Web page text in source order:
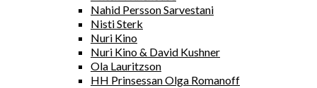
Nahid Persson Sarvestani
Nisti Sterk
Nuri Kino
Nuri Kino & David Kushner
Ola Lauritzson
HH Prinsessan Olga Romanoff